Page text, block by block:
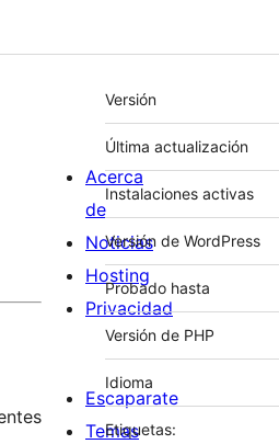
Meta
Versión
Última actualización
Instalaciones activas
Versión de WordPress
Probado hasta
Versión de PHP
Idioma
Etiquetas:
Acerca
de
Noticias
Hosting
Privacidad
Escaparate
Temas